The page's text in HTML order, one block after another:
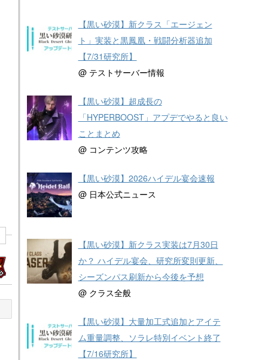
【黒い砂漠】新クラス「エージェン
ト」実装と黒鳳凰・戦闘分析器追加
【7/31研究所】
@ テストサーバー情報
【黒い砂漠】超成長の
「HYPERBOOST」アプデでやると良い
ことまとめ
@ コンテンツ攻略
【黒い砂漠】2026ハイデル宴会速報
@ 日本公式ニュース
【黒い砂漠】新クラス実装は7月30日
か？ ハイデル宴会、研究所変則更新、
シーズンパス刷新から今後を予想
@ クラス全般
【黒い砂漠】大量加工式追加とアイテ
ム重量調整、ソラレ特別イベント終了
【7/16研究所】